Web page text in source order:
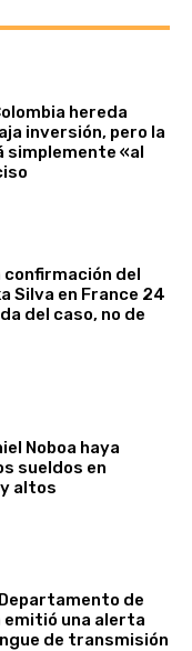
hereda
inversión, pero la
simplemente «al
confirmación del
Silva en France 24
del caso, no de
Noboa haya
sueldos en
altos
de
emitió una alerta
de transmisión